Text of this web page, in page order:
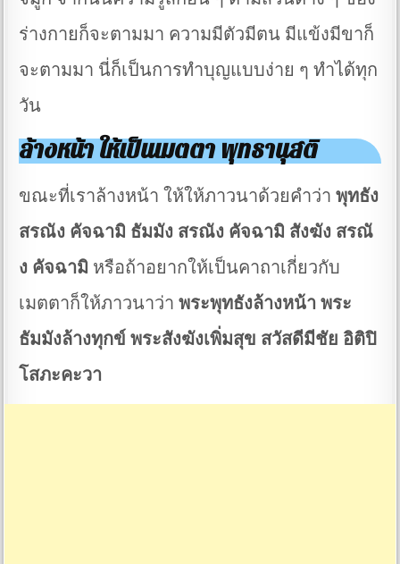
ร่างกายก็จะตามมา ความมีตัวมีตน มีแข้งมีขาก็
จะตามมา นี่ก็เป็นการทำบุญแบบง่าย ๆ ทำได้ทุก
วัน
ล้างหน้า ให้เป็นเมตตา พุทธานุสติ
ขณะที่เราล้างหน้า ให้ให้ภาวนาด้วยคำว่าพุทธัง
สรณัง คัจฉามิ ธัมมัง สรณัง คัจฉามิ สังฆัง สรณั
ง คัจฉามิ หรือถ้าอยากให้เป็นคาถาเกี่ยวกับ
เมตตาก็ให้ภาวนาว่าพระพุทธังล้างหน้า พระ
ธัมมังล้างทุกข์ พระสังฆังเพิ่มสุข สวัสดีมีชัย อิติปิ
โสภะคะวา